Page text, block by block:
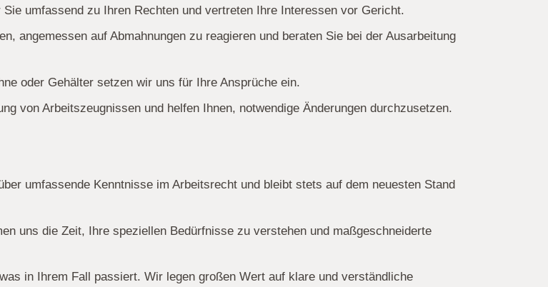
umfassend zu Ihren Rechten und vertreten Ihre Interessen vor Gericht.
angemessen auf Abmahnungen zu reagieren und beraten Sie bei der Ausarbeitung
oder Gehälter setzen wir uns für Ihre Ansprüche ein.
von Arbeitszeugnissen und helfen Ihnen, notwendige Änderungen durchzusetzen.
umfassende Kenntnisse im Arbeitsrecht und bleibt stets auf dem neuesten Stand
uns die Zeit, Ihre speziellen Bedürfnisse zu verstehen und maßgeschneiderte
in Ihrem Fall passiert. Wir legen großen Wert auf klare und verständliche